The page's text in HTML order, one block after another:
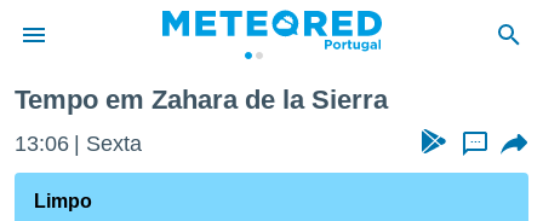
da
foi
Tempo em Zahara de la Sierra
13:06 Sexta ...
Limpo